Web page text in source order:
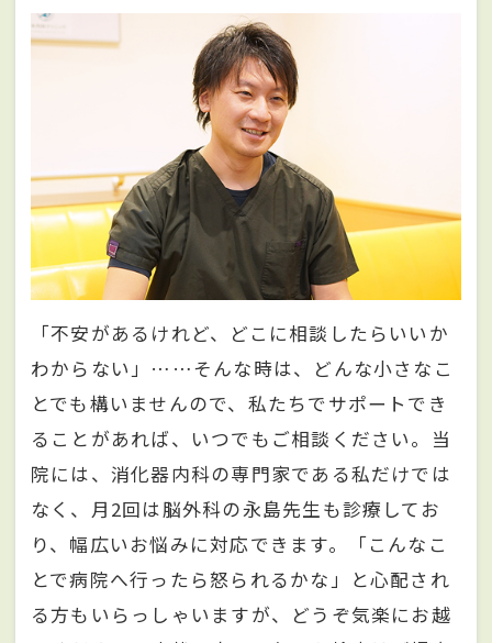
「不安があるけれど、どこに相談したらいいか
わからない」……そんな時は、どんな小さなこ
とでも構いませんので、私たちでサポートでき
ることがあれば、いつでもご相談ください。当
院には、消化器内科の専門家である私だけでは
なく、月2回は脳外科の永島先生も診療してお
り、幅広いお悩みに対応できます。「こんなこ
とで病院へ行ったら怒られるかな」と心配され
る方もいらっしゃいますが、どうぞ気楽にお越